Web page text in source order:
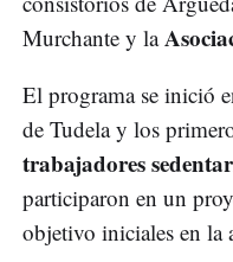
Murchante y la
El programa se inició
de Tudela y los
trabajadores
participaron en un
objetivo iniciales en la